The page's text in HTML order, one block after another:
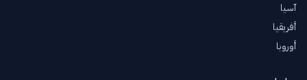
آسيا
أفريقيا
أوروبا